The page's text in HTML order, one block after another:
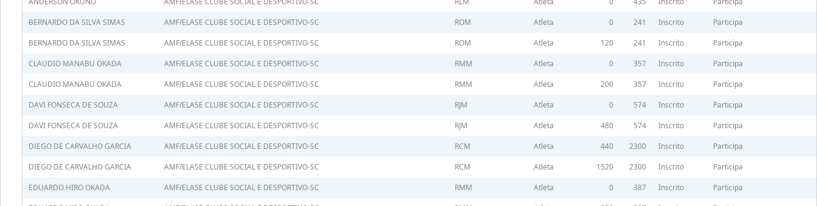
BERNARDO DA SILVA SIMAS
AMF/ELASE CLUBE SOCIAL E DESPORTIVO-SC ROM Atleta 0 241 Inscrito
Participa
BERNARDO DA SILVA SIMAS
AMF/ELASE CLUBE SOCIAL E DESPORTIVO-SC ROM Atleta 120 241 Inscrito
Participa
CLAUDIO MANABU OKADA
AMF/ELASE CLUBE SOCIAL E DESPORTIVO-SC RMM Atleta 0 357 Inscrito
Participa
CLAUDIO MANABU OKADA
AMF/ELASE CLUBE SOCIAL E DESPORTIVO-SC RMM Atleta 200 357 Inscrito
Participa
DAVI FONSECA DE SOUZA
AMF/ELASE CLUBE SOCIAL E DESPORTIVO-SC RJM Atleta 0 574 Inscrito
Participa
DAVI FONSECA DE SOUZA
AMF/ELASE CLUBE SOCIAL E DESPORTIVO-SC RJM Atleta 480 574 Inscrito
Participa
DIEGO DE CARVALHO GARCIA
AMF/ELASE CLUBE SOCIAL E DESPORTIVO-SC RCM Atleta 440 2300 Inscrito
Participa
DIEGO DE CARVALHO GARCIA
AMF/ELASE CLUBE SOCIAL E DESPORTIVO-SC RCM Atleta 1520 2300 Inscrito
Participa
EDUARDO HIRO OKADA
AMF/ELASE CLUBE SOCIAL E DESPORTIVO-SC RMM Atleta 0 387 Inscrito
Participa